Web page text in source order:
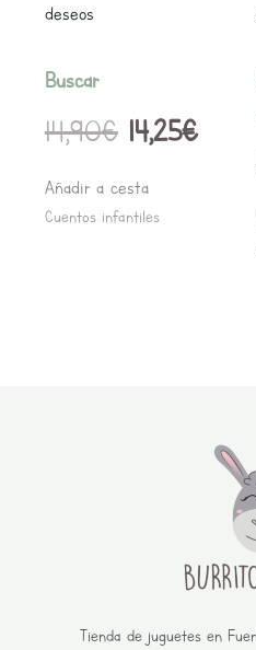
deseos
Buscar
14,90€ 14,25€
Añadir a cesta
Cuentos infantiles
Tienda de juguetes en